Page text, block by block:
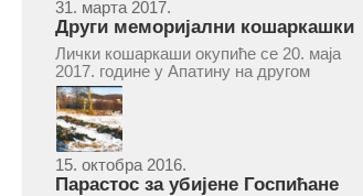
31. марта 2017.
Други меморијални кошаркашки
турнир „Милан Маљковић
Маљак“ у Апатину 20. маја 2017.
Лички кошаркаши окупиће се 20. маја
2017. године у Апатину на другом
меморијалном кошаркашком турниру
„Милан Маљковић Маљак“. Као и
прошле године, учествоваће екипе
Госпића, Личког Осика, Плашког, као и
комбинована екипа кошаркаша из...
15. октобра 2016.
Парастос за убијене Госпићане